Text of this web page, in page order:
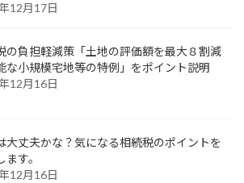
12月17日
の負担軽減策「土地の評価額を最大８割減
な小規模宅地等の特例」をポイント説明
12月16日
大丈夫かな？気になる相続税のポイントを
す。
12月16日